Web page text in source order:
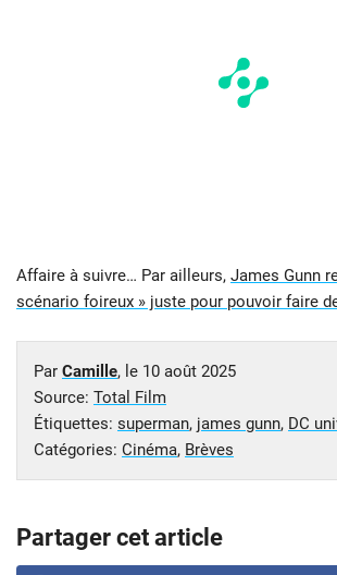
Affaire à suivre… Par ailleurs, James Gunn
scénario foireux » juste pour pouvoir faire
Par Camille, le 10 août 2025
Source: Total Film
Étiquettes: superman, james gunn, DC
Catégories: Cinéma, Brèves
Partager cet article